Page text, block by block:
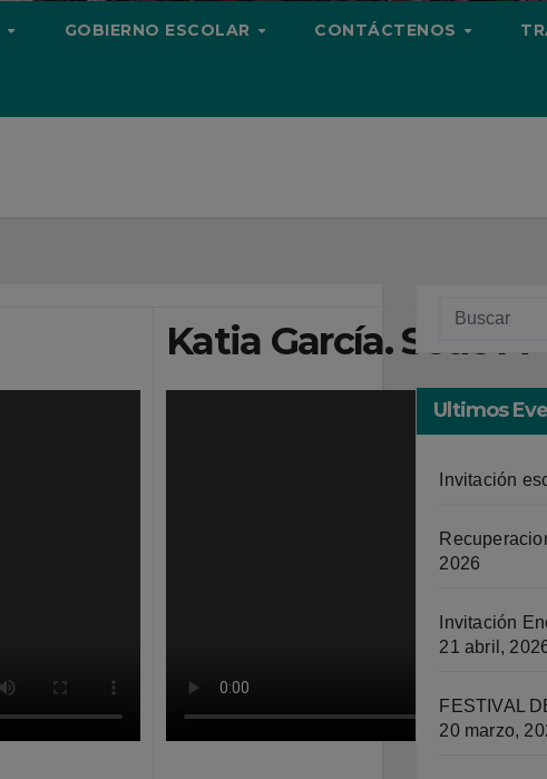
GOBIERNO ESCOLAR CONTÁCTENOS
Katia García. Sede A
Ultimos
Invitación
2026
Invitación
21 abril,
FESTIVAL
20 marzo,